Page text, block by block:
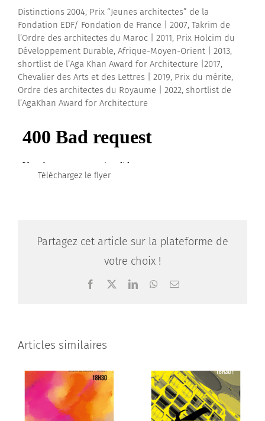
Distinctions 2004, Prix “Jeunes architectes” de la
Fondation EDF/ Fondation de France | 2007, Takrim de
l’Ordre des architectes du Maroc | 2011, Prix Holcim du
Développement Durable, Afrique-Moyen-Orient | 2013,
shortlist de l’Aga Khan Award for Architecture |2017,
Chevalier des Arts et des Lettres | 2019, Prix du mérite,
Ordre des architectes du Royaume | 2022, shortlist de
l’AgaKhan Award for Architecture
Téléchargez le flyer
Partagez cet article sur la plateforme de
votre choix !
Facebook LinkedInWhatsApp
Email
Articles similaires